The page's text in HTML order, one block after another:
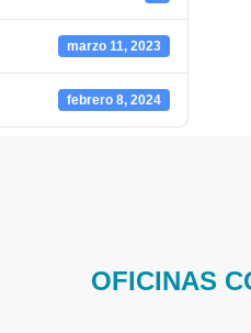
marzo 11, 2023
febrero 8, 2024
OFICINAS